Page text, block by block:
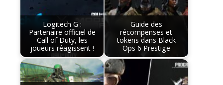
Logitech G :
Partenaire officiel de
Call of Duty, les
joueurs réagissent !
Guide des
récompenses et
tokens dans Black
Ops 6 Prestige